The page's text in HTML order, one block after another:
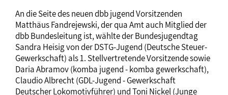
An die Seite des neuen dbb jugend Vorsitzenden
Matthäus Fandrejewski, der qua Amt auch Mitglied der
dbb Bundesleitung ist, wählte der Bundesjugendtag
Sandra Heisig von der DSTG-Jugend (Deutsche Steuer-
Gewerkschaft) als 1. Stellvertretende Vorsitzende sowie
Daria Abramov (komba jugend - komba gewerkschaft),
Claudio Albrecht (GDL-Jugend - Gewerkschaft
Deutscher Lokomotivführer) und Toni Nickel (Junge